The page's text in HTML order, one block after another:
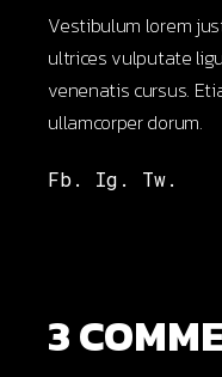
Vestibulum lorem
ultrices vulputate
venenatis cursus.
ullamcorper dorum.
Fb. Ig. Tw.
3